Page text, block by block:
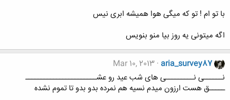
با تو ام ! تو که میگی هوا همیشه ابری نیس
اگه میتونی یه روز بیا منو بنویس
aria_survey87
Mar 10, 2013
نــــــی نـــــــــی های شب عید رو عشـــــــــــــــــــــــ
ـــــق هست ارزون میدم نسیه هم نمرده بدو بدو تا تموم نشده